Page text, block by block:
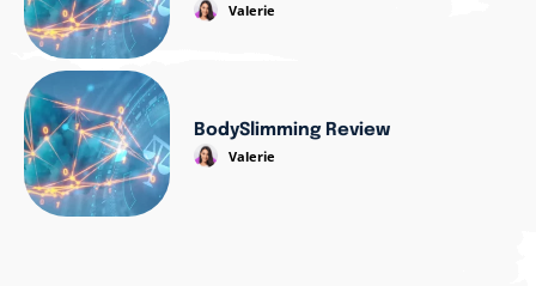
Valerie
BodySlimming Review
Valerie